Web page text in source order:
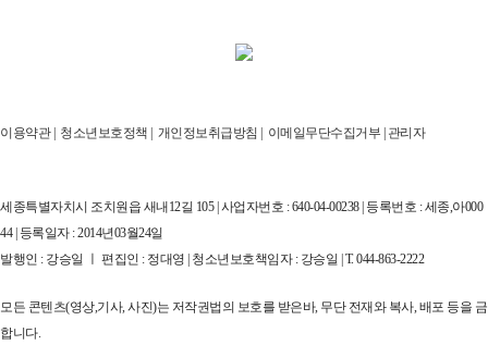
이용약관| 청소년보호정책 | 개인정보취급방침 | 이메일무단수집거부 | 관리자
세종특별자치시 조치원읍 새내12길 105 | 사업자번호 : 640-04-00238 | 등록번호 : 세종,아000
44 | 등록일자 : 2014년03월24일
발행인 : 강승일 ㅣ 편집인 : 정대영 | 청소년보호책임자 : 강승일 | T. 044-863-2222
모든 콘텐츠(영상,기사, 사진)는 저작권법의 보호를 받은바, 무단 전재와 복사, 배포 등을 금
합니다.